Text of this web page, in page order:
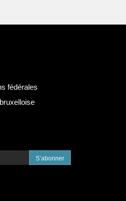
fédérales
S’abonner